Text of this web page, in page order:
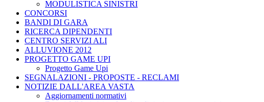
MODULISTICA SINISTRI
CONCORSI
BANDI DI GARA
RICERCA DIPENDENTI
CENTRO SERVIZI ALI
ALLUVIONE 2012
PROGETTO GAME UPI
Progetto Game Upi
SEGNALAZIONI - PROPOSTE - RECLAMI
NOTIZIE DALL'AREA VASTA
Aggiornamenti normativi